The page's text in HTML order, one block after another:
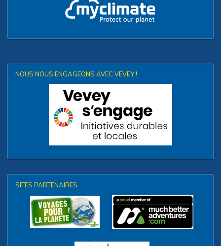
NOUS NOUS ENGAGEONS AVEC VEVEY !
SITES PARTENAIRES